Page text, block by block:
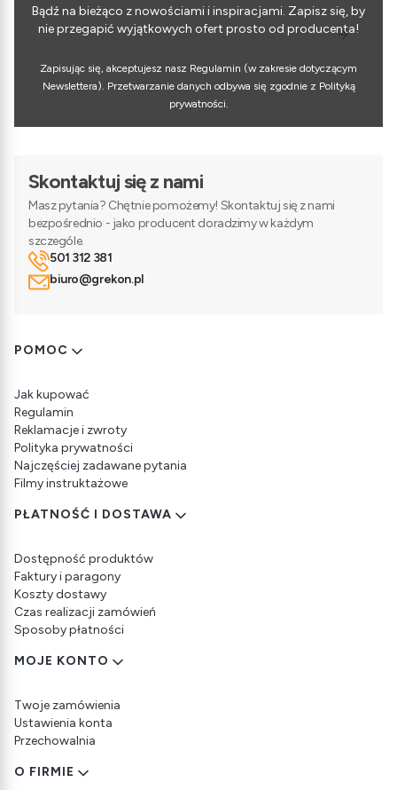
Bądź na bieżąco z nowościami i inspiracjami. Zapisz się, by
nie przegapić wyjątkowych ofert prosto od producenta!
Zapisując się, akceptujesz nasz Regulamin (w zakresie dotyczącym
Newslettera). Przetwarzanie danych odbywa się zgodnie z Polityką
prywatności.
Skontaktuj się z nami
Masz pytania? Chętnie pomożemy! Skontaktuj się z nami
bezpośrednio - jako producent doradzimy w każdym
szczególe.
501 312 381
biuro@grekon.pl
Linki w stopce
POMOC
Jak kupować
Regulamin
Reklamacje i zwroty
Polityka prywatności
Najczęściej zadawane pytania
Filmy instruktażowe
PŁATNOŚĆ I DOSTAWA
Dostępność produktów
Faktury i paragony
Koszty dostawy
Czas realizacji zamówień
Sposoby płatności
MOJE KONTO
Twoje zamówienia
Ustawienia konta
Przechowalnia
O FIRMIE